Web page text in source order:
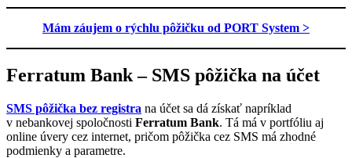
Mám záujem o rýchlu pôžičku od PORT System >
Ferratum Bank – SMS pôžička na účet
SMS pôžička bez registra na účet sa dá získať napríklad
v nebankovej spoločnosti Ferratum Bank. Tá má v portfóliu aj
online úvery cez internet, pričom pôžička cez SMS má zhodné
podmienky a parametre.